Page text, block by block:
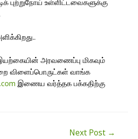
அரவணைப்பு மிகவும்
விளைப்பொருட்கள் வாங்க
இணைய வர்த்தக பக்கதிற்கு
Next Post →